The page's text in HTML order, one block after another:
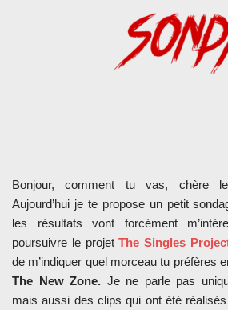
Bonjour, comment tu vas, chère
Aujourd’hui je te propose un petit
les résultats vont forcément
poursuivre le projetThe Singles
de m’indiquer quel morceau tu préfères
The New Zone. Je ne parle pas
mais aussi des clips qui ont été